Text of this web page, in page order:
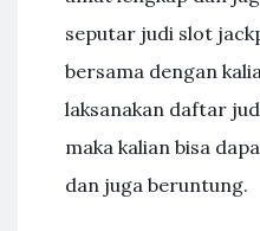
seputar judi slot
bersama dengan
laksanakan daftar
maka kalian bisa
dan juga beruntung.